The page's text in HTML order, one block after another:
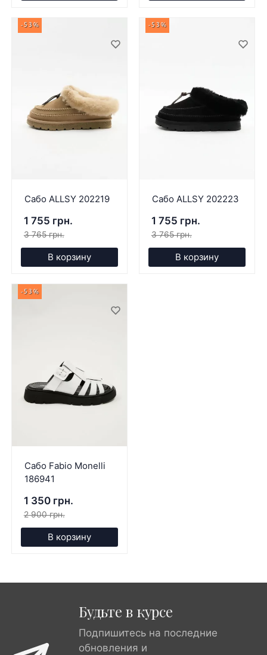
-53%
Сабо ALLSY 202219
1 755 грн.
3 765 грн.
В корзину
-53%
Сабо ALLSY 202223
1 755 грн.
3 765 грн.
В корзину
-53%
Сабо Fabio Monelli
186941
1 350 грн.
2 900 грн.
В корзину
Будьте в курсе
Подпишитесь на последние
обновления и